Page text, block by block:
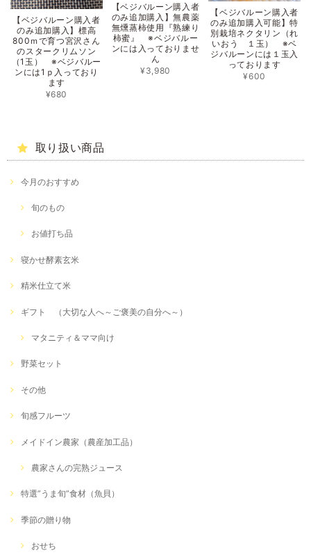
【ベジバルーン購入者
のみ追加購入】標高
800ｍで育つ宮沢さん
のスタークリムソン
（1玉） ※ベジバルー
ンには1ｐ入っており
ます
¥680
【ベジバルーン購入者
のみ追加購入】無農薬
無燻蒸柿使用『熟練り
柿蜜』 ※ベジバルー
ンには入っておりませ
ん
¥3,980
【ベジバルーン購入者
のみ追加購入可能】特
別栽培ネクタリン（れ
いおう １玉） ※ベ
ジバルーンには１玉入
っております
¥600
取り扱い商品
今月のおすすめ
旬のもの
お値打ち品
寝かせ酵素玄米
精米仕立て米
ギフト （大切な人へ～ご褒美の自分へ～）
マタニティ＆ママ向け
野菜セット
その他
旬感フルーツ
メイドイン農家（農産加工品）
農家さんの完熟ジュース
特選”うま旬”食材（魚貝）
季節の贈り物
おせち